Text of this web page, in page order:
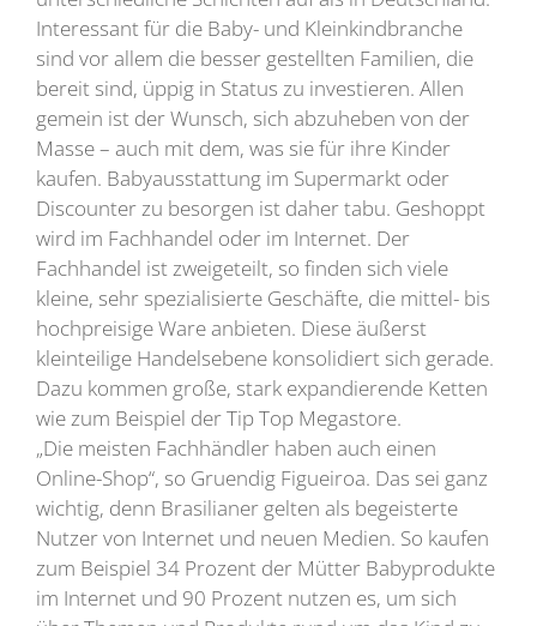
Interessant für die Baby- und Kleinkindbranche
sind vor allem die besser gestellten Familien, die
bereit sind, üppig in Status zu investieren. Allen
gemein ist der Wunsch, sich abzuheben von der
Masse – auch mit dem, was sie für ihre Kinder
kaufen. Babyausstattung im Supermarkt oder
Discounter zu besorgen ist daher tabu. Geshoppt
wird im Fachhandel oder im Internet. Der
Fachhandel ist zweigeteilt, so finden sich viele
kleine, sehr spezialisierte Geschäfte, die mittel- bis
hochpreisige Ware anbieten. Diese äußerst
kleinteilige Handelsebene konsolidiert sich gerade.
Dazu kommen große, stark expandierende Ketten
wie zum Beispiel der Tip Top Megastore.
„Die meisten Fachhändler haben auch einen
Online-Shop“, so Gruendig Figueiroa. Das sei ganz
wichtig, denn Brasilianer gelten als begeisterte
Nutzer von Internet und neuen Medien. So kaufen
zum Beispiel 34 Prozent der Mütter Babyprodukte
im Internet und 90 Prozent nutzen es, um sich